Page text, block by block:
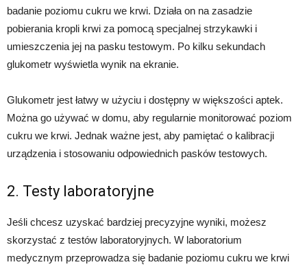
badanie poziomu cukru we krwi. Działa on na zasadzie
pobierania kropli krwi za pomocą specjalnej strzykawki i
umieszczenia jej na pasku testowym. Po kilku sekundach
glukometr wyświetla wynik na ekranie.
Glukometr jest łatwy w użyciu i dostępny w większości aptek.
Można go używać w domu, aby regularnie monitorować poziom
cukru we krwi. Jednak ważne jest, aby pamiętać o kalibracji
urządzenia i stosowaniu odpowiednich pasków testowych.
2. Testy laboratoryjne
Jeśli chcesz uzyskać bardziej precyzyjne wyniki, możesz
skorzystać z testów laboratoryjnych. W laboratorium
medycznym przeprowadza się badanie poziomu cukru we krwi